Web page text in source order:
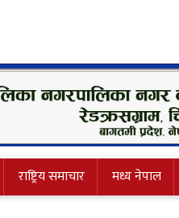
राष्ट्रिय समाचार मध्य नेपाल